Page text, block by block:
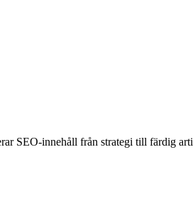
SEO-innehåll från strategi till färdig